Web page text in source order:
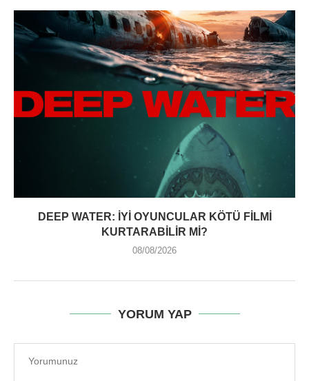
DEEP WATER: İYI OYUNCULAR KÖTÜ FILMI
KURTARABILIR MI?
08/08/2026
YORUM YAP